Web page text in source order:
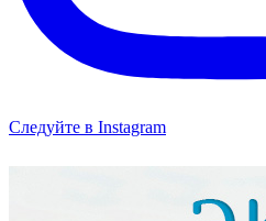
Следуйте в Instagram